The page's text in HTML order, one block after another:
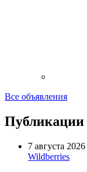
Все объявления
Публикации
7 августа 2026
Wildberries